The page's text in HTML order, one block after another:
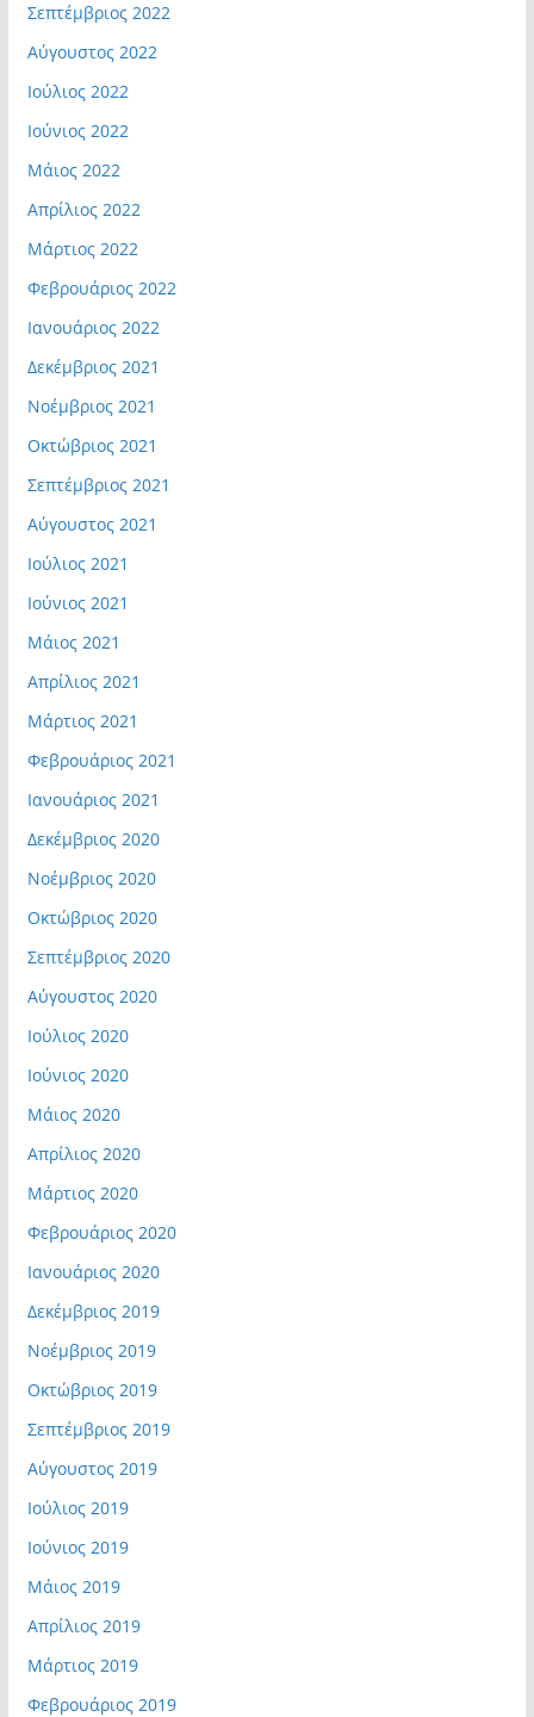
Σεπτέμβριος 2022
Αύγουστος 2022
Ιούλιος 2022
Ιούνιος 2022
Μάιος 2022
Απρίλιος 2022
Μάρτιος 2022
Φεβρουάριος 2022
Ιανουάριος 2022
Δεκέμβριος 2021
Νοέμβριος 2021
Οκτώβριος 2021
Σεπτέμβριος 2021
Αύγουστος 2021
Ιούλιος 2021
Ιούνιος 2021
Μάιος 2021
Απρίλιος 2021
Μάρτιος 2021
Φεβρουάριος 2021
Ιανουάριος 2021
Δεκέμβριος 2020
Νοέμβριος 2020
Οκτώβριος 2020
Σεπτέμβριος 2020
Αύγουστος 2020
Ιούλιος 2020
Ιούνιος 2020
Μάιος 2020
Απρίλιος 2020
Μάρτιος 2020
Φεβρουάριος 2020
Ιανουάριος 2020
Δεκέμβριος 2019
Νοέμβριος 2019
Οκτώβριος 2019
Σεπτέμβριος 2019
Αύγουστος 2019
Ιούλιος 2019
Ιούνιος 2019
Μάιος 2019
Απρίλιος 2019
Μάρτιος 2019
Φεβρουάριος 2019